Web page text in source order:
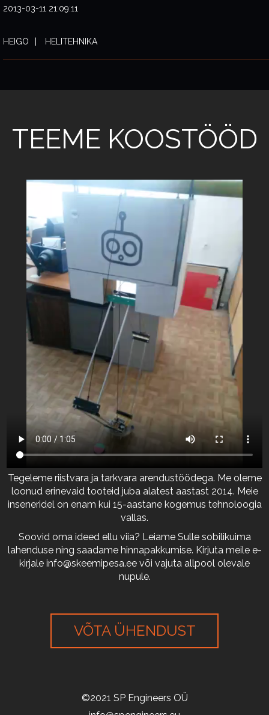
2013-03-11 21:09:11
HEIGO HELITEHNIKA
TEEME KOOSTÖÖD
Tegeleme riistvara ja tarkvara arendustöödega. Me oleme
loonud erinevaid tooteid juba alatest aastast 2014. Meie
inseneridel on enam kui 15-aastane kogemus tehnoloogia
vallas.
Soovid oma ideed ellu viia? Leiame Sulle sobilikuima
lahenduse ning saadame hinnapakkumise. Kirjuta meile e-
kirjale info@skeemipesa.ee või vajuta allpool olevale
nupule.
VÕTA ÜHENDUST
©2021 SP Engineers OÜ